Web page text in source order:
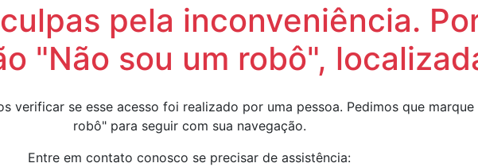
pela inconveniência.
"Não sou um robô",
verificar se esse acesso foi realizado por uma pessoa. Pedimos que
robô" para seguir com sua navegação.
Entre em contato conosco se precisar de assistência: